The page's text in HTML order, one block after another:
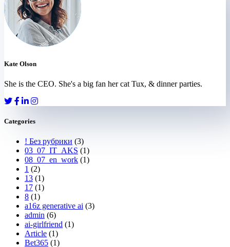
Kate Olson
She is the CEO. She's a big fan her cat Tux, & dinner parties.
Categories
! Без рубрики (3)
03_07_IT_AKS (1)
08_07_en_work (1)
1 (2)
13 (1)
17 (1)
8 (1)
a16z generative ai (3)
admin (6)
ai-girlfriend (1)
Article (1)
Bet365 (1)